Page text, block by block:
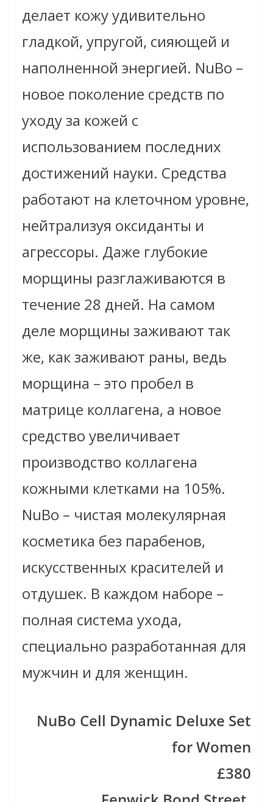
делает кожу удивительно
гладкой, упругой, сияющей и
наполненной энергией. NuBo –
новое поколение средств по
уходу за кожей с
использованием последних
достижений науки. Средства
работают на клеточном уровне,
нейтрализуя оксиданты и
агрессоры. Даже глубокие
морщины разглаживаются в
течение 28 дней. На самом
деле морщины заживают так
же, как заживают раны, ведь
морщина – это пробел в
матрице коллагена, а новое
средство увеличивает
производство коллагена
кожными клетками на 105%.
NuBo – чистая молекулярная
косметика без парабенов,
искусственных красителей и
отдушек. В каждом наборе –
полная система ухода,
специально разработанная для
мужчин и для женщин.
NuBo Cell Dynamic Deluxe Set
for Women
£380